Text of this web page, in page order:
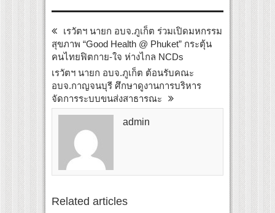
เรวัตฯ นายก อบจ.ภูเก็ต ร่วมเปิดมหกรรม
สุขภาพ “Good Health @ Phuket” กระตุ้น
คนไทยฟิตกาย-ใจ ห่างไกล NCDs
เรวัตฯ นายก อบจ.ภูเก็ต ต้อนรับคณะ
อบจ.กาญจนบุรี ศึกษาดูงานการบริหาร
จัดการระบบขนส่งสาธารณะ
admin
Related articles